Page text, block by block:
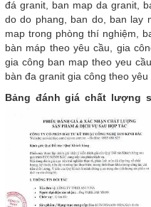
đá granit, ban map da granit,
do do phang, ban do, ban lay
map trong phòng thí nghiệm,
bàn máp theo yêu cầu, gia
gia công ban map theo yeu
bàn đa granit gia công theo
Bảng đánh giá chất lượng